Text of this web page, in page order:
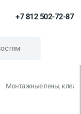
+7 812 502-72-87
Монтажные пены, клеи и